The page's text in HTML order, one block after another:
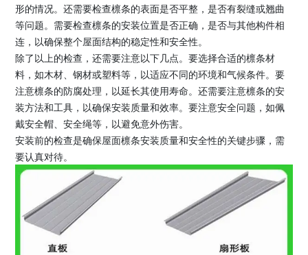
形的情况。还需要检查檩条的表面是否平整，是否有裂缝或翘曲
等问题。需要检查檩条的安装位置是否正确，是否与其他构件相
连，以确保整个屋面结构的稳定性和安全性。
除了以上的检查，还需要注意以下几点。要选择合适的檩条材
料，如木材、钢材或塑料等，以适应不同的环境和气候条件。要
注意檩条的防腐处理，以延长其使用寿命。还需要注意檩条的安
装方法和工具，以确保安装质量和效率。要注意安全问题，如佩
戴安全帽、安全绳等，以避免意外伤害。
安装前的检查是确保屋面檩条安装质量和安全性的关键步骤，需
要认真对待。